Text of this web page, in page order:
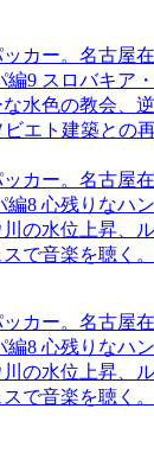
カー。名古屋
9 スロバキア
水色の教会、
エト建築との
カー。名古屋
8 心残りなハ
の水位上昇、
で音楽を聴く。
カー。名古屋
8 心残りなハ
の水位上昇、
で音楽を聴く。